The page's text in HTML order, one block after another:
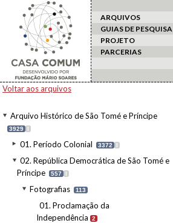
ARQUIVOS
GUIAS DE PESQUISA
PROJETO
PARCERIAS
Voltar aos arquivos
Arquivo Histórico de São Tomé e Príncipe
3929 I
01. Período Colonial 3372 I
02. República Democrática de São Tomé e
Príncipe
557 I
Fotografias 113
01. Proclamação da
Independência
2